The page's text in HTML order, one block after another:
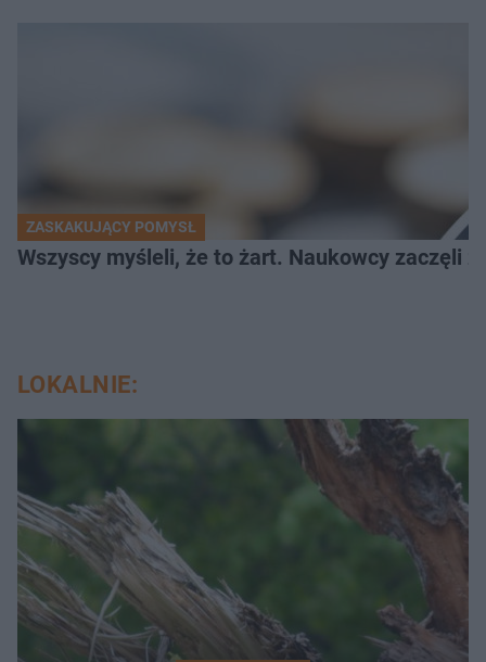
ZASKAKUJĄCY POMYSŁ
Wszyscy myśleli, że to żart. Naukowcy zaczęli
LOKALNIE: